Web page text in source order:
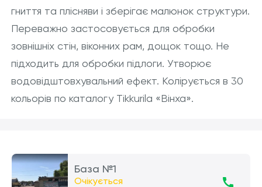
гниття та плісняви і зберігає малюнок структури.
Переважно застосовується для обробки
зовнішніх стін, віконних рам, дощок тощо. Не
підходить для обробки підлоги. Утворює
водовідштовхувальний ефект. Колірується в 30
кольорів по каталогу Tikkurila «Вінха».
База №1
Очікується